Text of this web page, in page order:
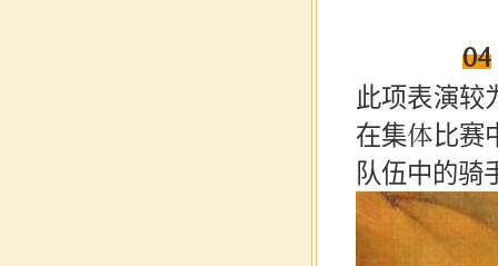
04
此项表演较
在集体比赛
队伍中的骑